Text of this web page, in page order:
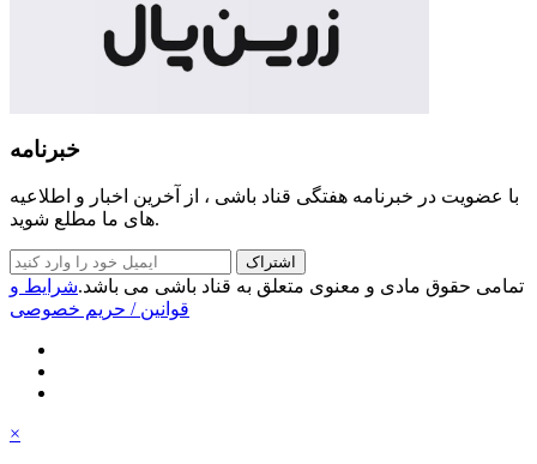
خبرنامه
با عضویت در خبرنامه هفتگی قناد باشی ، از آخرین اخبار و اطلاعیه
های ما مطلع شوید.
اشتراک
تمامی حقوق مادی و معنوی متعلق به قناد باشی می باشد.شرایط و
قوانین/ حریم خصوصی
×